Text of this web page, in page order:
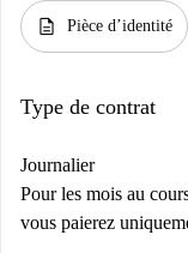
description Pièce d’identité
Type de contrat
Journalier
Pour les mois au
vous paierez